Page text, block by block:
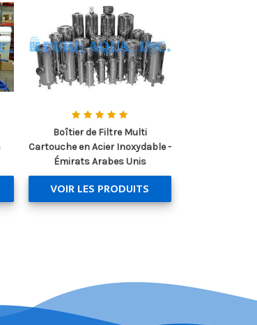
Boîtier de Filtre Multi
Cartouche en Acier Inoxydable -
Émirats Arabes Unis
VOIR LES PRODUITS